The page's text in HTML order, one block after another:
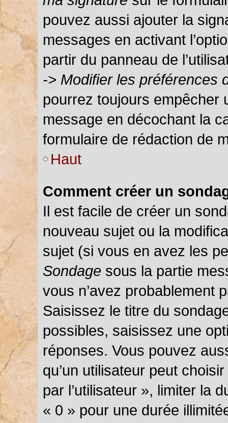
pouvez aussi ajouter la
messages en activant
partir du panneau de
-> Modifier les préférences
pourrez toujours empêcher
message en décochant la
formulaire de rédaction de
Haut
Comment créer un
Il est facile de créer un
nouveau sujet ou la
sujet (si vous en avez les
Sondage sous la partie
vous n’avez probablement
Saisissez le titre du
possibles, saisissez une
réponses. Vous pouvez
qu’un utilisateur peut
par l’utilisateur », limiter la
« 0 » pour une durée